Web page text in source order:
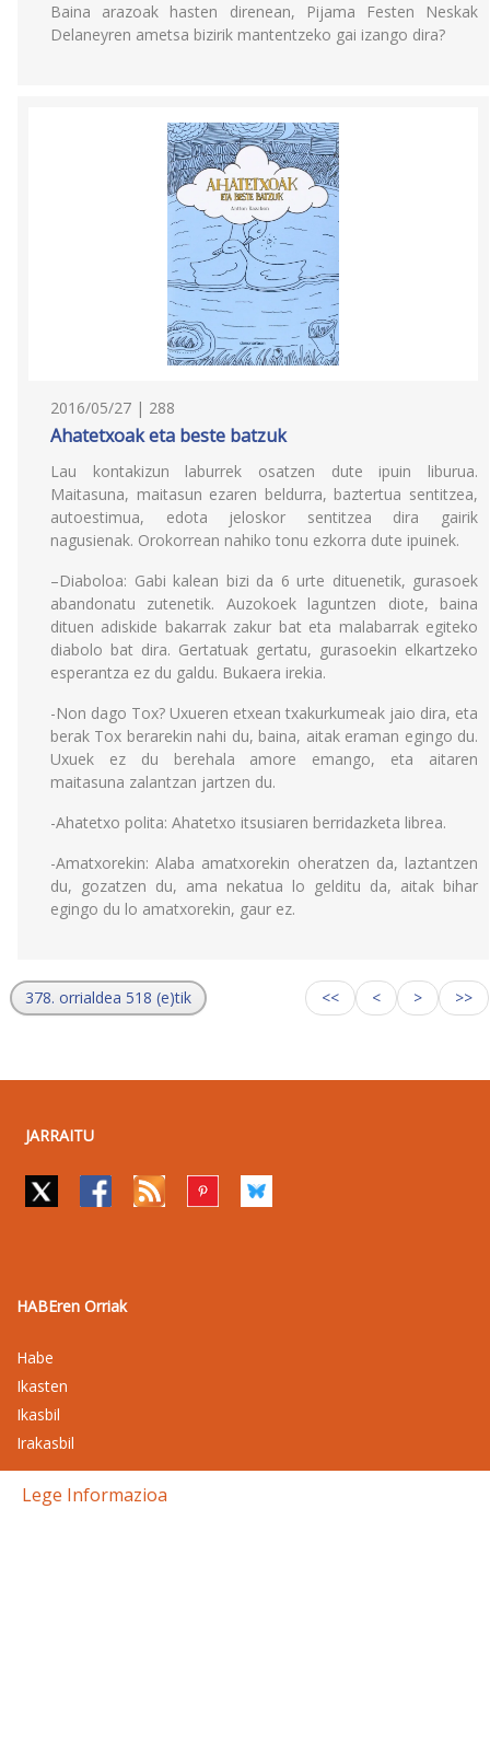
Baina arazoak hasten direnean, Pijama Festen Neskak
Delaneyren ametsa bizirik mantentzeko gai izango dira?
2016/05/27 | 288
Ahatetxoak eta beste batzuk
Lau kontakizun laburrek osatzen dute ipuin liburua.
Maitasuna, maitasun ezaren beldurra, baztertua sentitzea,
autoestimua, edota jeloskor sentitzea dira gairik
nagusienak. Orokorrean nahiko tonu ezkorra dute ipuinek.
–Diaboloa: Gabi kalean bizi da 6 urte dituenetik, gurasoek
abandonatu zutenetik. Auzokoek laguntzen diote, baina
dituen adiskide bakarrak zakur bat eta malabarrak egiteko
diabolo bat dira. Gertatuak gertatu, gurasoekin elkartzeko
esperantza ez du galdu. Bukaera irekia.
-Non dago Tox? Uxueren etxean txakurkumeak jaio dira, eta
berak Tox berarekin nahi du, baina, aitak eraman egingo du.
Uxuek ez du berehala amore emango, eta aitaren
maitasuna zalantzan jartzen du.
-Ahatetxo polita: Ahatetxo itsusiaren berridazketa librea.
-Amatxorekin: Alaba amatxorekin oheratzen da, laztantzen
du, gozatzen du, ama nekatua lo gelditu da, aitak bihar
egingo du lo amatxorekin, gaur ez.
378. orrialdea 518 (e)tik << < > >>
JARRAITU
HABEren Orriak
Habe
Ikasten
Ikasbil
Irakasbil
Lege Informazioa